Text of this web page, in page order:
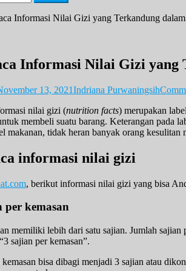
Informasi Nilai Gizi yang
13, 2021Indriana Purwaningsih
nilai gizi (nutrition facts) merupakan
membeli suatu barang. Keterangan pada
makanan, tidak heran banyak orang kesulitan
informasi nilai gizi
, berikut informasi nilai gizi yang bisa
per kemasan
memiliki lebih dari satu sajian. Jumlah
sajian per kemasan”.
bisa dibagi menjadi 3 sajian atau